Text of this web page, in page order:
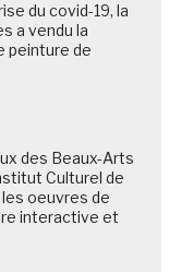
du covid-19, la
a vendu la
peinture de
Belgique et
les oeuvres de
: «
médiation en